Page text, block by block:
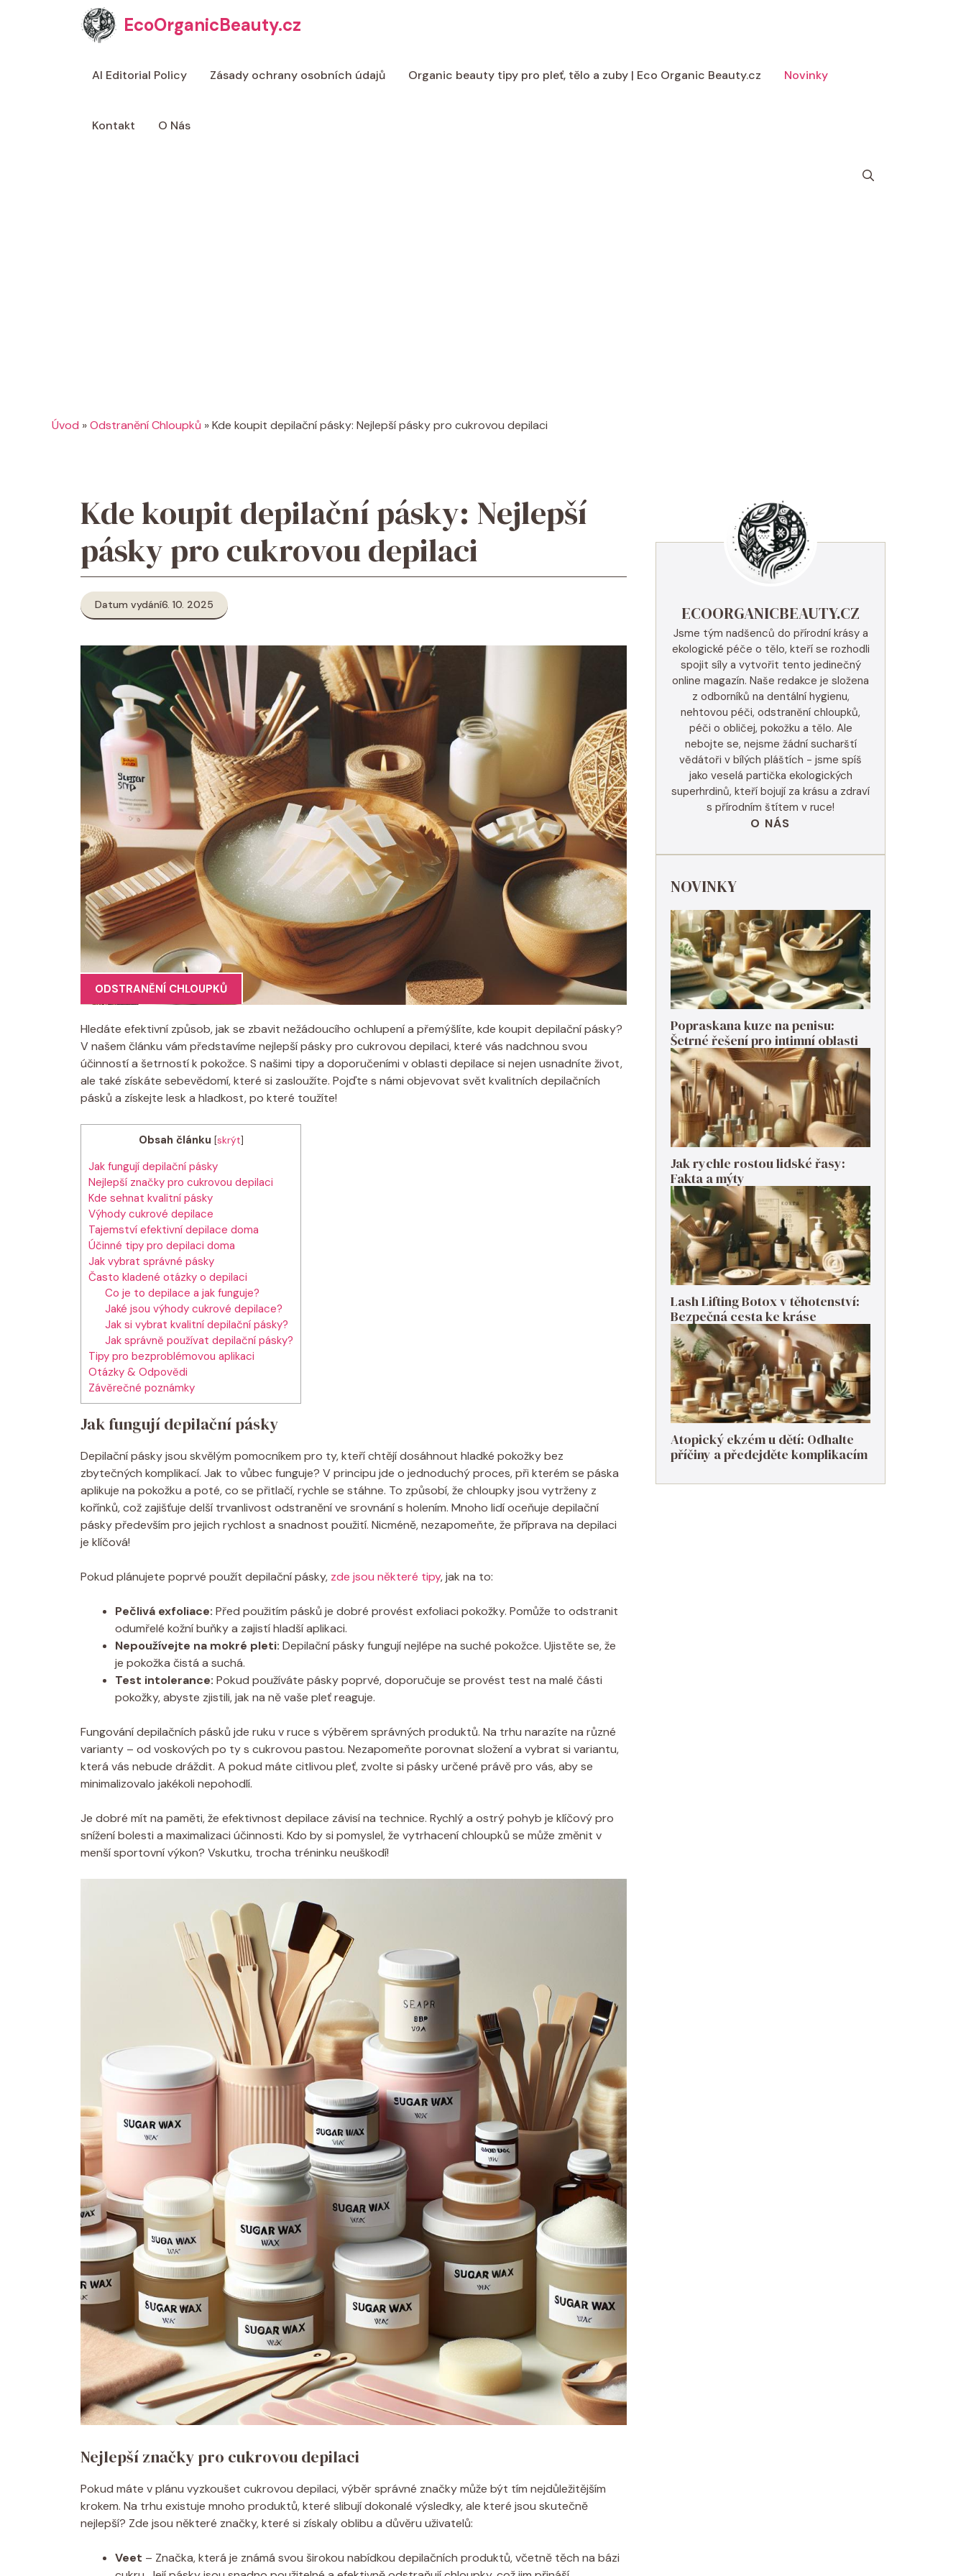
EcoOrganicBeauty.cz
AI Editorial Policy Zásady ochrany osobních údajů Organic beauty tipy pro pleť, tělo a zuby | Eco Organic Beauty.cz Novinky
Kontakt O Nás
Úvod »Odstranění Chloupků »Kde koupit depilační pásky: Nejlepší pásky pro cukrovou depilaci
Kde koupit depilační pásky: Nejlepší
pásky pro cukrovou depilaci
Datum vydání6. 10. 2025
ODSTRANĚNÍ CHLOUPKŮ
Hledáte efektivní způsob, jak se zbavit nežádoucího ochlupení a přemýšlíte, kde koupit depilační pásky?
V našem článku vám představíme nejlepší pásky pro cukrovou depilaci, které vás nadchnou svou
účinností a šetrností k pokožce. S našimi tipy a doporučeními v oblasti depilace si nejen usnadníte život,
ale také získáte sebevědomí, které si zasloužíte. Pojďte s námi objevovat svět kvalitních depilačních
pásků a získejte lesk a hladkost, po které toužíte!
Obsah článku [skrýt]
Jak fungují depilační pásky
Nejlepší značky pro cukrovou depilaci
Kde sehnat kvalitní pásky
Výhody cukrové depilace
Tajemství efektivní depilace doma
Účinné tipy pro depilaci doma
Jak vybrat správné pásky
Často kladené otázky o depilaci
Co je to depilace a jak funguje?
Jaké jsou výhody cukrové depilace?
Jak si vybrat kvalitní depilační pásky?
Jak správně používat depilační pásky?
Tipy pro bezproblémovou aplikaci
Otázky & Odpovědi
Závěrečné poznámky
Jak fungují depilační pásky
Depilační pásky jsou skvělým pomocníkem pro ty, kteří chtějí dosáhnout hladké pokožky bez
zbytečných komplikací. Jak to vůbec funguje? V principu jde o jednoduchý proces, při kterém se páska
aplikuje na pokožku a poté, co se přitlačí, rychle se stáhne. To způsobí, že chloupky jsou vytrženy z
kořínků, což zajišťuje delší trvanlivost odstranění ve srovnání s holením. Mnoho lidí oceňuje depilační
pásky především pro jejich rychlost a snadnost použití. Nicméně, nezapomeňte, že příprava na depilaci
je klíčová!
Pokud plánujete poprvé použít depilační pásky, zde jsou některé tipy, jak na to:
Pečlivá exfoliace: Před použitím pásků je dobré provést exfoliaci pokožky. Pomůže to odstranit
odumřelé kožní buňky a zajistí hladší aplikaci.
Nepoužívejte na mokré pleti: Depilační pásky fungují nejlépe na suché pokožce. Ujistěte se, že
je pokožka čistá a suchá.
Test intolerance: Pokud používáte pásky poprvé, doporučuje se provést test na malé části
pokožky, abyste zjistili, jak na ně vaše pleť reaguje.
Fungování depilačních pásků jde ruku v ruce s výběrem správných produktů. Na trhu narazíte na různé
varianty – od voskových po ty s cukrovou pastou. Nezapomeňte porovnat složení a vybrat si variantu,
která vás nebude dráždit. A pokud máte citlivou pleť, zvolte si pásky určené právě pro vás, aby se
minimalizovalo jakékoli nepohodlí.
Je dobré mít na paměti, že efektivnost depilace závisí na technice. Rychlý a ostrý pohyb je klíčový pro
snížení bolesti a maximalizaci účinnosti. Kdo by si pomyslel, že vytrhacení chloupků se může změnit v
menší sportovní výkon? Vskutku, trocha tréninku neuškodí!
Nejlepší značky pro cukrovou depilaci
Pokud máte v plánu vyzkoušet cukrovou depilaci, výběr správné značky může být tím nejdůležitějším
krokem. Na trhu existuje mnoho produktů, které slibují dokonalé výsledky, ale které jsou skutečně
nejlepší? Zde jsou některé značky, které si získaly oblibu a důvěru uživatelů:
Veet – Značka, která je známá svou širokou nabídkou depilačních produktů, včetně těch na bázi
ECOORGANICBEAUTY.CZ
Jsme tým nadšenců do přírodní krásy a
ekologické péče o tělo, kteří se rozhodli
spojit síly a vytvořit tento jedinečný
online magazín. Naše redakce je složena
z odborníků na dentální hygienu,
nehtovou péči, odstranění chloupků,
péči o obličej, pokožku a tělo. Ale
nebojte se, nejsme žádní sucharští
vědátoři v bílých pláštích - jsme spíš
jako veselá partička ekologických
superhrdinů, kteří bojují za krásu a zdraví
s přírodním štítem v ruce!
O NÁS
NOVINKY
Popraskana kuze na penisu:
Šetrné řešení pro intimní oblasti
Jak rychle rostou lidské řasy:
Fakta a mýty
Lash Lifting Botox v těhotenství:
Bezpečná cesta ke kráse
Atopický ekzém u dětí: Odhalte
příčiny a předejděte komplikacím